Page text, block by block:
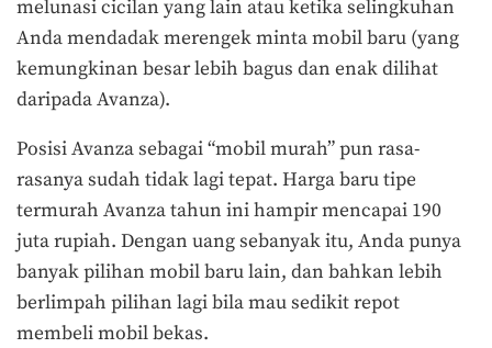
melunasi cicilan yang lain atau ketika selingkuhan
Anda mendadak merengek minta mobil baru (yang
kemungkinan besar lebih bagus dan enak dilihat
daripada Avanza).
Posisi Avanza sebagai “mobil murah” pun rasa-
rasanya sudah tidak lagi tepat. Harga baru tipe
termurah Avanza tahun ini hampir mencapai 190
juta rupiah. Dengan uang sebanyak itu, Anda punya
banyak pilihan mobil baru lain, dan bahkan lebih
berlimpah pilihan lagi bila mau sedikit repot
membeli mobil bekas.